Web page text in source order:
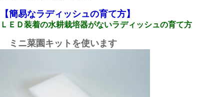
【簡易なラディッシュの育て方】
ＬＥＤ装着の水耕栽培器がないラディッシュの育て方
ミニ菜園キットを使います